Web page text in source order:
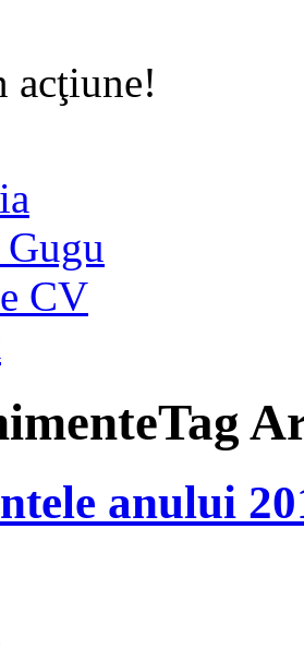
acţiune!
CV
Tag
anului